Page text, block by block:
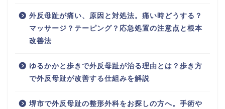
外反母趾が痛い、原因と対処法。痛い時どうする？
マッサージ？テーピング？応急処置の注意点と根本
改善法
ゆるかかと歩きで外反母趾が治る理由とは？歩き方
で外反母趾が改善する仕組みを解説
堺市で外反母趾の整形外科をお探しの方へ。手術や